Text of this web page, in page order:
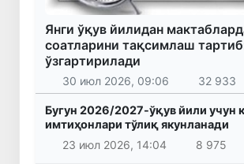
Янги ўқув йилидан
соатларини тақсимлаш
ўзгартирилади
30 июл 2026, 09:06 32 933
Бугун 2026/2027-ўқув йили учун
имтиҳонлари тўлиқ якунланади
23 июл 2026, 14:04
8 975